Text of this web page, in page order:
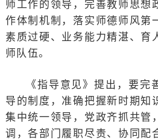
师工作的领导，完善教师思想
作体制机制，落实师德师风第
素质过硬、业务能力精湛、育
师队伍。
《指导意见》提出，要完
导的制度，准确把握新时期知
集中统一领导，党政齐抓共管
调，各部门履职尽责、协同配